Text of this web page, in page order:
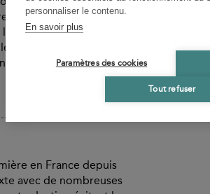
personnaliser le contenu.
En savoir plus
Paramètres des cookies
Tout refuser
limités, a
Grèce et atteint une
en ce domaine,
antique...
en France depuis
avec de nombreuses